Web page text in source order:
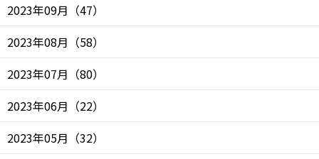
2023年09月 （47）
2023年08月 （58）
2023年07月 （80）
2023年06月 （22）
2023年05月 （32）